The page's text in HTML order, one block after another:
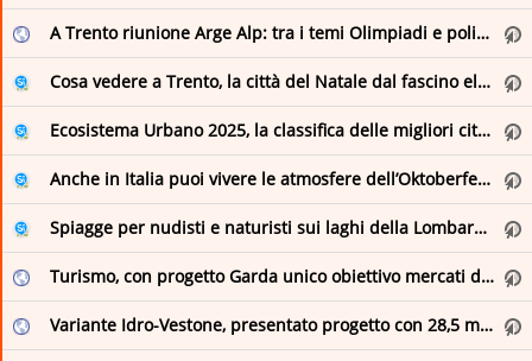
Favoris (0)
en
Elizabeth Minchilli
English
Museo Nazionale Romano
Parks.it: News from the Italian Parks
Romeing | Rome's english magazine, events and exhibitions in Rome
fr
Italie .fr
Parks.it: Actualites
Città di Arona: eventi e manifestazioni
A Trento riunione Arge Alp: tra i temi Olimpiadi e politiche coesione
Cosa vedere a Trento, la città del Natale dal fascino elegante e alpino
Ecosistema Urbano 2025, la classifica delle migliori città italiane per la sostenibilità
Anche in Italia puoi vivere le atmosfere dell’Oktoberfest: gli eventi da non perdere
Spiagge per nudisti e naturisti sui laghi della Lombardia
Turismo, con progetto Garda unico obiettivo mercati di qualità
Variante Idro-Vestone, presentato progetto con 28,5 milioni da Regione